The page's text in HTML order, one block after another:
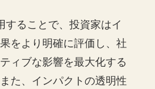
することで、投資家はイ
をより明確に評価し、社
ィブな影響を最大化する
た、インパクトの透明性